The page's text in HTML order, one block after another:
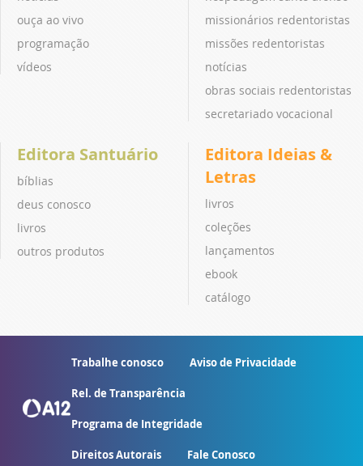
ouça ao vivo
programação
vídeos
missionários redentoristas
missões redentoristas
notícias
obras sociais redentoristas
secretariado vocacional
Editora Santuário
bíblias
deus conosco
livros
outros produtos
Editora Ideias &
Letras
livros
coleções
lançamentos
ebook
catálogo
Trabalhe conosco Aviso de Privacidade
Rel. de Transparência
Programa de Integridade
Direitos Autorais Fale Conosco